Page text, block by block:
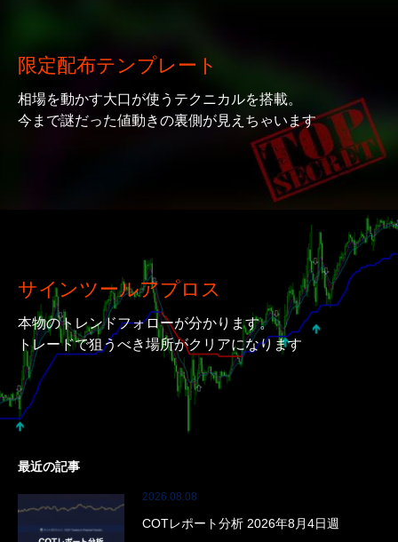
限定配布テンプレート
相場を動かす大口が使うテクニカルを搭載。
今まで謎だった値動きの裏側が見えちゃいます
サインツールアプロス
本物のトレンドフォローが分かります。
トレードで狙うべき場所がクリアになります
最近の記事
2026.08.08
COTレポート分析 2026年8月4日週